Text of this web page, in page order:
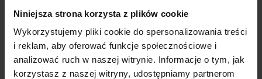
Niniejsza strona korzysta z plików cookie
Wykorzystujemy pliki cookie do spersonalizowania treści
i reklam, aby oferować funkcje społecznościowe i
analizować ruch w naszej witrynie. Informacje o tym, jak
korzystasz z naszej witryny, udostępniamy partnerom